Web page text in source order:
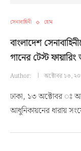
সেনাবাহিনী হোম
বাংলাদেশ
গানের টেস্ট ফায়ারিং
Author: অক্টোবর ১৩,
ঢাকা, ১৩ অক্টোবর ঃ
আধুনিকায়নের ধারায়